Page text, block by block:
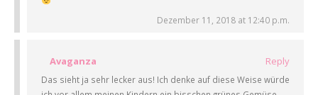
Dezember 11, 2018 at 12:40 p.m.
Avaganza Reply
Das sieht ja sehr lecker aus! Ich denke auf diese Weise würde